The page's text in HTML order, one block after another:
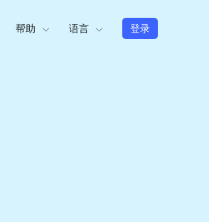
帮助 语言 登录